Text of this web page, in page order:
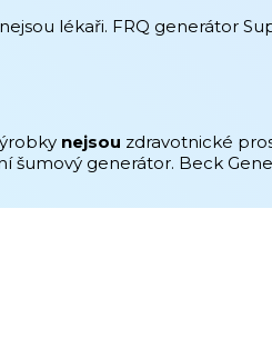
lékaři. FRQ generátor
nejsou zdravotnické
generátor. Beck